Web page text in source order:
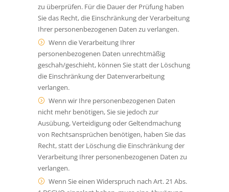
zu überprüfen. Für die Dauer der Prüfung haben
Sie das Recht, die Einschränkung der Verarbeitung
Ihrer personenbezogenen Daten zu verlangen.
Wenn die Verarbeitung Ihrer
personenbezogenen Daten unrechtmäßig
geschah/geschieht, können Sie statt der Löschung
die Einschränkung der Datenverarbeitung
verlangen.
Wenn wir Ihre personenbezogenen Daten
nicht mehr benötigen, Sie sie jedoch zur
Ausübung, Verteidigung oder Geltendmachung
von Rechtsansprüchen benötigen, haben Sie das
Recht, statt der Löschung die Einschränkung der
Verarbeitung Ihrer personenbezogenen Daten zu
verlangen.
Wenn Sie einen Widerspruch nach Art. 21 Abs.